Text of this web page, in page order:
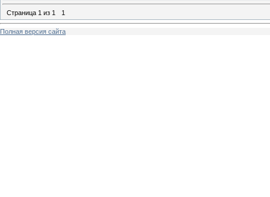
Страница 1 из 1 1
Полная версия сайта